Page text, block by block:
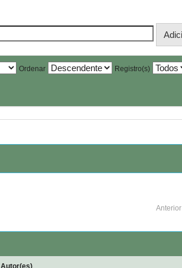
Ordenar Registro(s)
Anterior
Autor(es)